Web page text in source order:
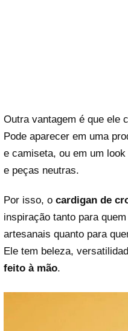
Outra vantagem é que ele
Pode aparecer em uma
e camiseta, ou em um
e peças neutras.
Por isso, o cardigan de
inspiração tanto para
artesanais quanto para
Ele tem beleza,
feito à mão.